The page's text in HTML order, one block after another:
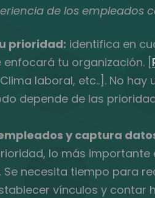
de los
prioridad: identifica en
enfocará tu organización. [
laboral, etc..]. No
depende de las
y captura
lo más
Se necesita tiempo para
vínculos y contar